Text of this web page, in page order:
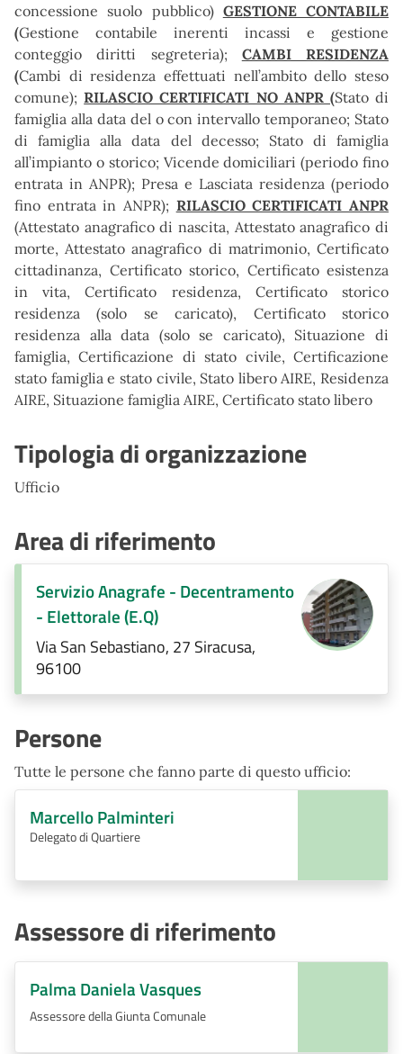
concessione suolo pubblico) GESTIONE CONTABILE
(Gestione contabile inerenti incassi e gestione
conteggio diritti segreteria); CAMBI RESIDENZA
(Cambi di residenza effettuati nell’ambito dello steso
comune);RILASCIO CERTIFICATI NO ANPR (Stato di
famiglia alla data del o con intervallo temporaneo; Stato
di famiglia alla data del decesso; Stato di famiglia
all’impianto o storico; Vicende domiciliari (periodo fino
entrata in ANPR); Presa e Lasciata residenza (periodo
fino entrata in ANPR); RILASCIO CERTIFICATI ANPR
(Attestato anagrafico di nascita, Attestato anagrafico di
morte, Attestato anagrafico di matrimonio, Certificato
cittadinanza, Certificato storico, Certificato esistenza
in vita, Certificato residenza, Certificato storico
residenza (solo se caricato), Certificato storico
residenza alla data (solo se caricato), Situazione di
famiglia, Certificazione di stato civile, Certificazione
stato famiglia e stato civile, Stato libero AIRE, Residenza
AIRE, Situazione famiglia AIRE, Certificato stato libero
Tipologia di organizzazione
Ufficio
Area di riferimento
Servizio Anagrafe - Decentramento
- Elettorale (E.Q)
Via San Sebastiano, 27 Siracusa,
96100
Persone
Tutte le persone che fanno parte di questo ufficio:
Marcello Palminteri
Delegato di Quartiere
Assessore di riferimento
Palma Daniela Vasques
Assessore della Giunta Comunale